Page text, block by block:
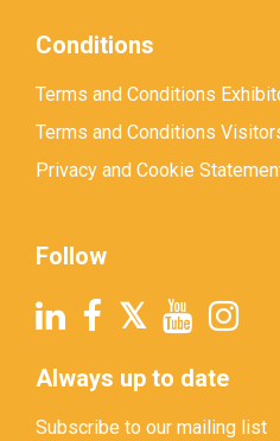
Conditions
Terms and Conditions
Terms and Conditions
Privacy and Cookie
Follow
Always up to date
Subscribe to our mailing list